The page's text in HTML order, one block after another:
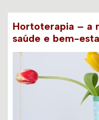
Hortoterapia – a
saúde e bem-